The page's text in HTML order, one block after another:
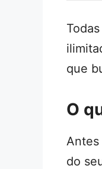
que
O
do